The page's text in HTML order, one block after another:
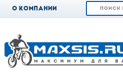
О компании
оплата
Возврат и обмен